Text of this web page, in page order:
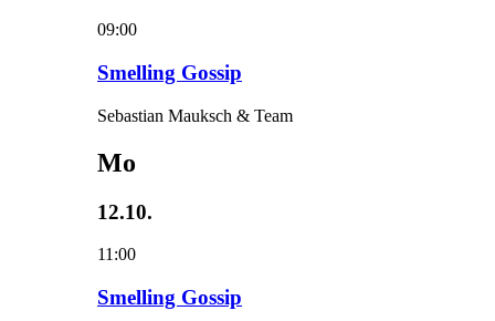
09:00
Smelling Gossip
Sebastian Mauksch & Team
Mo
12.10.
11:00
Smelling Gossip